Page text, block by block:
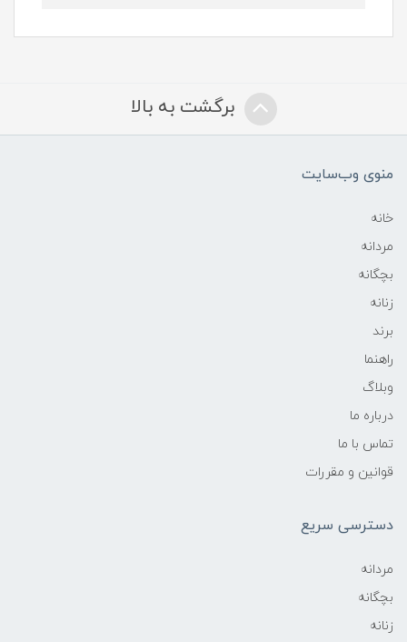
برگشت به بالا
منوی وب‌سایت
خانه
مردانه
بچگانه
زنانه
برند
راهنما
وبلاگ
درباره ما
تماس با ما
قوانین و مقررات
دسترسی سریع
مردانه
بچگانه
زنانه